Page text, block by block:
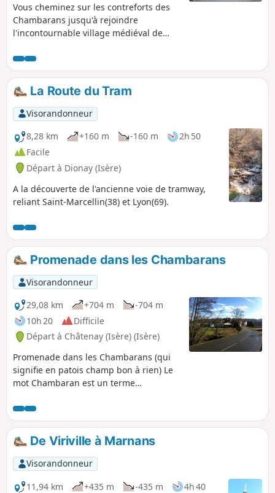
Vous cheminez sur les contreforts des
Chambarans jusqu'à rejoindre
l'incontournable village médiéval de
abbaye. Vous avez constamment de
belles vues sur la barrière
septentrionale du Vercors. La seule
difficulté est le kilométrage élevé.
La Route du Tram
Visorandonneur
8,28 km
+160 m -160 m
2h 50
Facile
Départ à Dionay (Isère)
A la découverte de l'ancienne voie de tramway,
reliant Saint-Marcellin(38) et Lyon(69).
Promenade dans les Chambarans
Visorandonneur
29,08 km
+704 m
-704 m
10h 20
Difficile
Départ à Châtenay (Isère) (Isère)
Promenade dans les Chambarans (qui
signifie en patois champ bon à rien) Le
mot Chambaran est un terme
vaste étendue de terrain inculte, dont la
surface ne présentait que des bois,
landes et bruyères. Sainte Beaudille.
Marnans et son Eglise. Plateau des
Chambarans, Roybon. Retour par les
bois de St Siméon.
De Viriville à Marnans
Visorandonneur
11,94 km
+435 m -435 m
4h 40